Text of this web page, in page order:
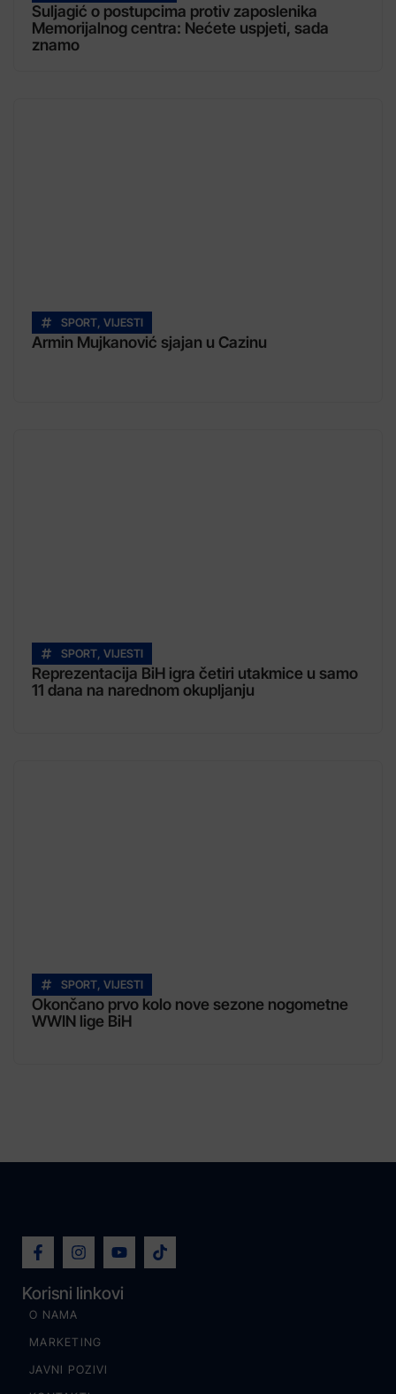
Suljagić o postupcima protiv zaposlenika
Memorijalnog centra: Nećete uspjeti, sada
znamo
SPORT VIJESTI
Armin Mujkanović sjajan u Cazinu
SPORT VIJESTI
Reprezentacija BiH igra četiri utakmice u samo
11 dana na narednom okupljanju
SPORT VIJESTI
Okončano prvo kolo nove sezone nogometne
WWIN lige BiH
Korisni linkovi
O NAMA
MARKETING
JAVNI POZIVI